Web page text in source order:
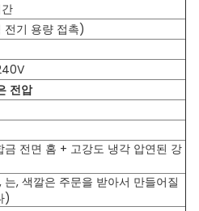
전기 용량 접촉)
전압
금 전면 홈 + 고강도 냉각 압연된 강
는, 색깔은 주문을 받아서 만들어질
)